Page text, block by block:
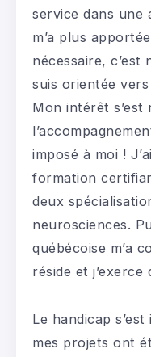
service dans une
m’a plus
nécessaire, c’est
suis orientée
Mon intérêt
imposé à moi !
formation
deux
neurosciences.
québécoise m’a
réside et j’exerce
Le handicap
mes projets ont